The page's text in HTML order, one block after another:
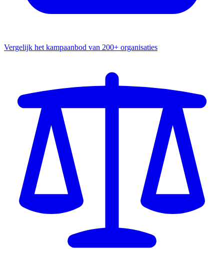
Vergelijk het kampaanbod van 200+ organisaties